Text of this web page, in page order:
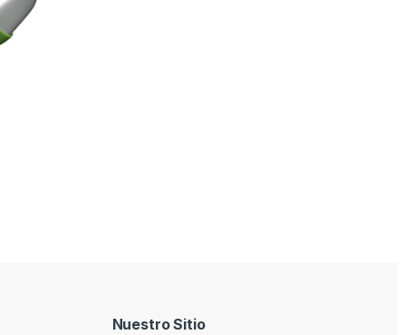
Nuestro Sitio